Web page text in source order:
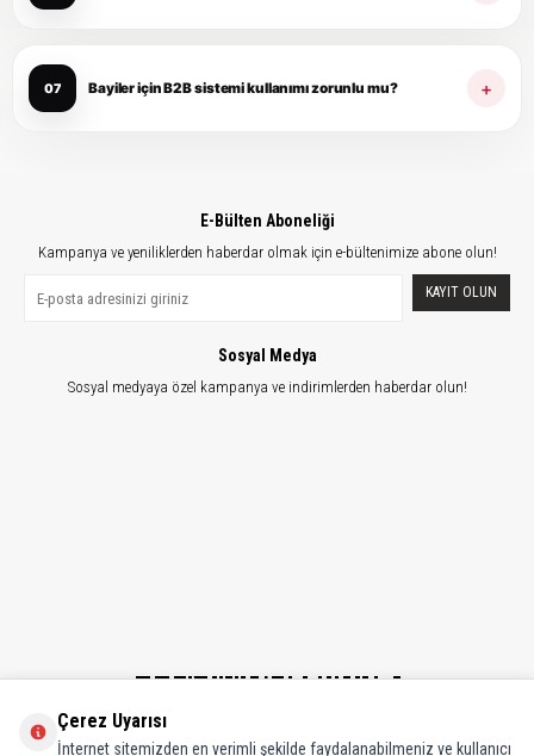
E-Bülten Aboneliği
Kampanya ve yeniliklerden haberdar olmak için e-bültenimize abone olun!
KAYIT OLUN
Sosyal Medya
Sosyal medyaya özel kampanya ve indirimlerden haberdar olun!
Çerez Uyarısı
İnternet sitemizden en verimli şekilde faydalanabilmeniz ve kullanıcı